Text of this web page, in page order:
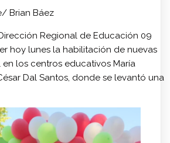
Brian Báez
Dirección Regional de Educación 09
hoy lunes la habilitación de nuevas
en los centros educativos María
Dal Santos, donde se levantó una